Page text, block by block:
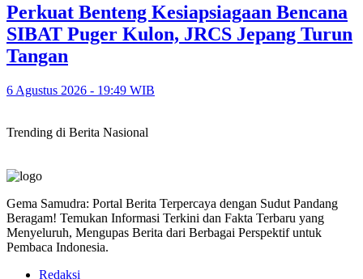
Perkuat Benteng Kesiapsiagaan Bencana
SIBAT Puger Kulon, JRCS Jepang Turun
Tangan
6 Agustus 2026 - 19:49 WIB
Trending di Berita Nasional
Gema Samudra: Portal Berita Terpercaya dengan Sudut Pandang
Beragam! Temukan Informasi Terkini dan Fakta Terbaru yang
Menyeluruh, Mengupas Berita dari Berbagai Perspektif untuk
Pembaca Indonesia.
Redaksi